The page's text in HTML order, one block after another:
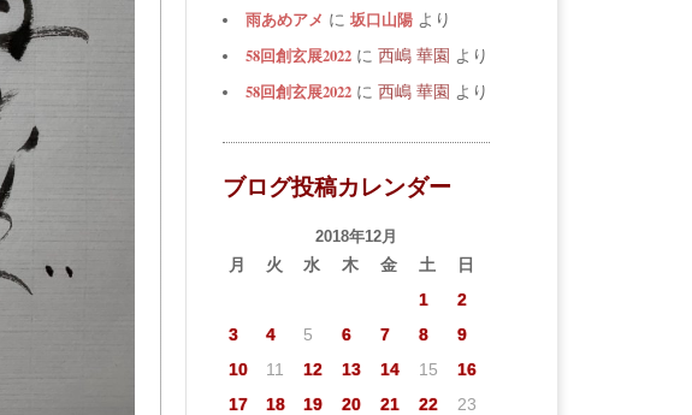
雨あめアメ に 坂口山陽 より
58回創玄展2022 に 西嶋 華園 より
58回創玄展2022 に 西嶋 華園 より
ブログ投稿カレンダー
2018年12月
月 火 水 木 金 土
日
1
2
3
4 5 6 7 8
9
10
11 12 13 14 15
16
17
18 19 20 21 22
23